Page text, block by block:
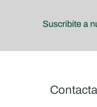
Suscribite a